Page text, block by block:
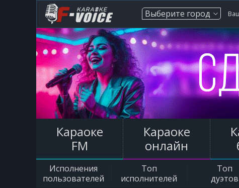
Выберите город
Караоке
FM
Караоке
онлайн
Исполнения
пользователей
Топ
исполнителей
Топ
дуэтов